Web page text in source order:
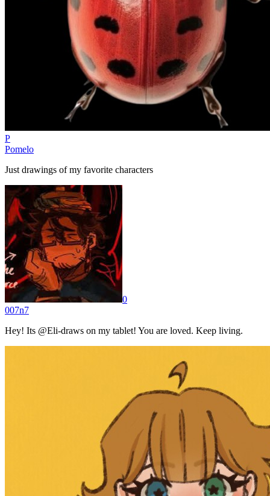
P
Pomelo
Just drawings of my favorite characters
0
007n7
Hey! Its @Eli-draws on my tablet! You are loved. Keep living.